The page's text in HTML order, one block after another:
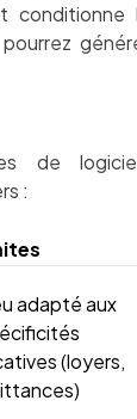
conditionne
de
:
adapté aux
(loyers,